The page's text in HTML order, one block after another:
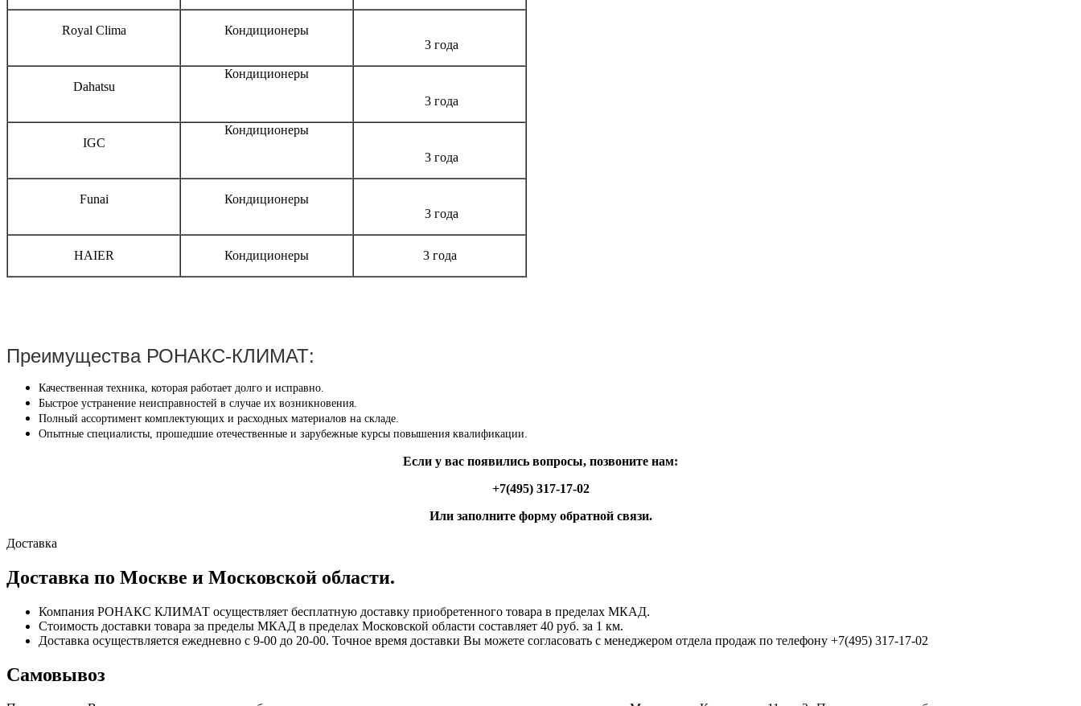
Royal Clima
Кондиционеры
3 года
Dahatsu
Кондиционеры
3 года
IGC
Кондиционеры
3 года
Funai
Кондиционеры
3 года
HAIER Кондиционеры 3 года
Преимущества РОНАКС-КЛИМАТ:
Качественная техника, которая работает долго и исправно.
Быстрое устранение неисправностей в случае их возникновения.
Полный ассортимент комплектующих и расходных материалов на складе.
Опытные специалисты, прошедшие отечественные и зарубежные курсы повышения квалификации.
Если у вас появились вопросы, позвоните нам:
+7(495) 317-17-02
Или заполните форму обратной связи.
Доставка
Доставка по Москве и Московской области.
Компания РОНАКС КЛИМАТ осуществляет бесплатную доставку приобретенного товара в пределах МКАД.
Стоимость доставки товара за пределы МКАД в пределах Московской области составляет 40 руб. за 1 км.
Доставка осуществляется ежедневно с 9-00 до 20-00. Точное время доставки Вы можете согласовать с менеджером отдела продаж по телефону +7(495) 317-17-02
Самовывоз